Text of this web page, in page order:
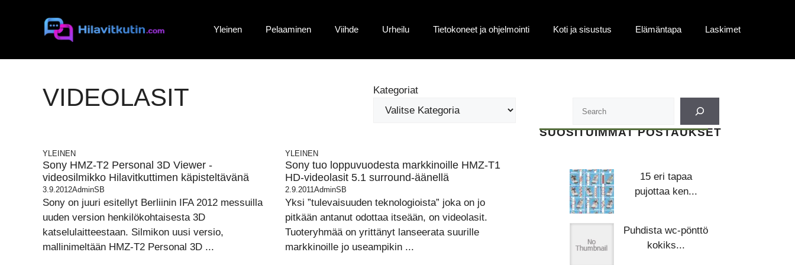
Yleinen Pelaaminen Viihde Urheilu Tietokoneet ja ohjelmointi Koti ja sisustus Elämäntapa Laskimet
VIDEOLASIT Kategoriat
YLEINEN
Sony HMZ-T2 Personal 3D Viewer -
videosilmikko Hilavitkuttimen käpisteltävänä
3.9.2012AdminSB
Sony on juuri esitellyt Berliinin IFA 2012 messuilla
uuden version henkilökohtaisesta 3D
katselulaitteestaan. Silmikon uusi versio,
mallinimeltään HMZ-T2 Personal 3D ...
YLEINEN
Sony tuo loppuvuodesta markkinoille HMZ-T1
HD-videolasit 5.1 surround-äänellä
2.9.2011AdminSB
Yksi ”tulevaisuuden teknologioista” joka on jo
pitkään antanut odottaa itseään, on videolasit.
Tuoteryhmää on yrittänyt lanseerata suurille
markkinoille jo useampikin ...
SUOSITUIMMAT POSTAUKSET
15 eri tapaa
pujottaa ken...
Puhdista wc-pönttö
kokiks...